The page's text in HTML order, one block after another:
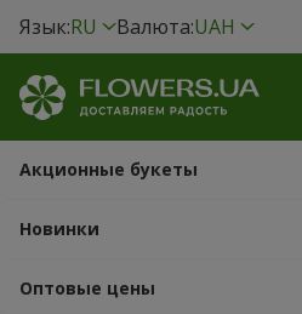
Язык:RU Валюта:UAH
Акционные букеты
Новинки
Оптовые цены